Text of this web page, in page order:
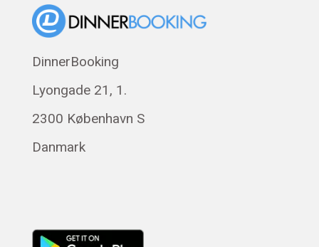
Eesti
Svenska
Français
Română
DinnerBooking
Lyongade 21, 1.
2300 København S
Danmark